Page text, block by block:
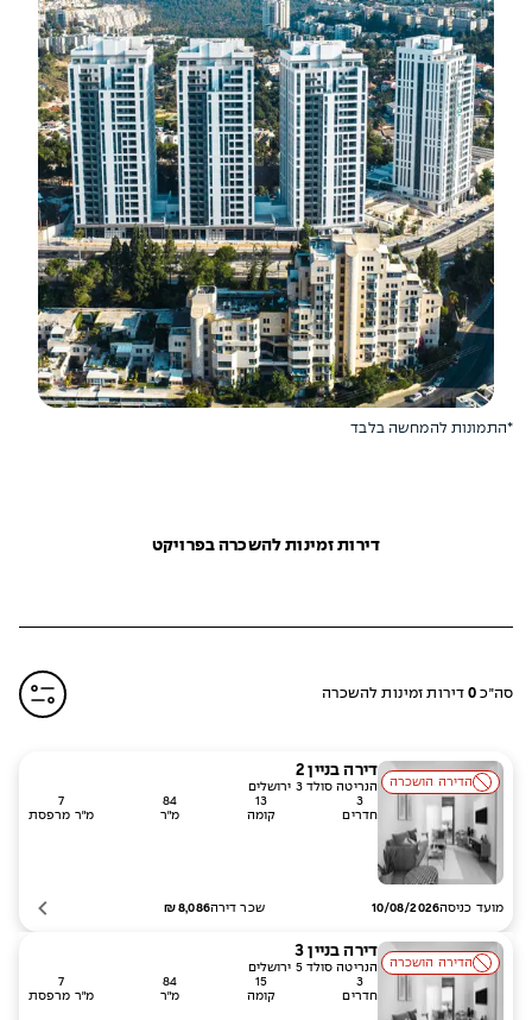
*התמונות להמחשה בלבד
דירות זמינות להשכרה בפרויקט
סה״כ 0 דירות זמינות להשכרה
הדירה הושכרה
דירה בניין 2
הנריטה סולד 3 ירושלים
3
חדרים
13
קומה
84
מ״ר
7
מ״ר מרפסת
מועד כניסה10/08/2026 שכר דירה8,086
₪
הדירה הושכרה
דירה בניין 3
הנריטה סולד 5 ירושלים
3
חדרים
15
קומה
84
מ״ר
7
מ״ר מרפסת